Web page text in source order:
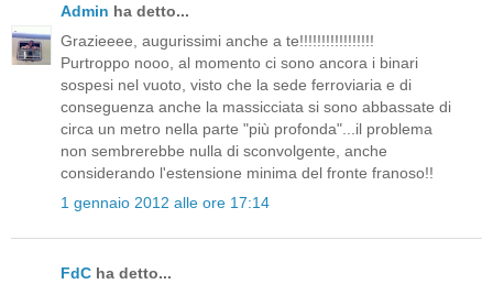
Admin ha detto...
Grazieeee, augurissimi anche a te!!!!!!!!!!!!!!!!!
Purtroppo nooo, al momento ci sono ancora i binari
sospesi nel vuoto, visto che la sede ferroviaria e di
conseguenza anche la massicciata si sono abbassate di
circa un metro nella parte "più profonda"...il problema
non sembrerebbe nulla di sconvolgente, anche
considerando l'estensione minima del fronte franoso!!
1 gennaio 2012 alle ore 17:14
FdC ha detto...